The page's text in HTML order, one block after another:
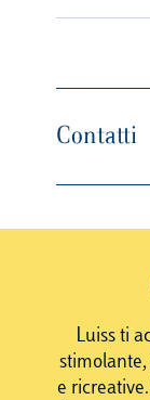
Contatti
Luiss ti
e